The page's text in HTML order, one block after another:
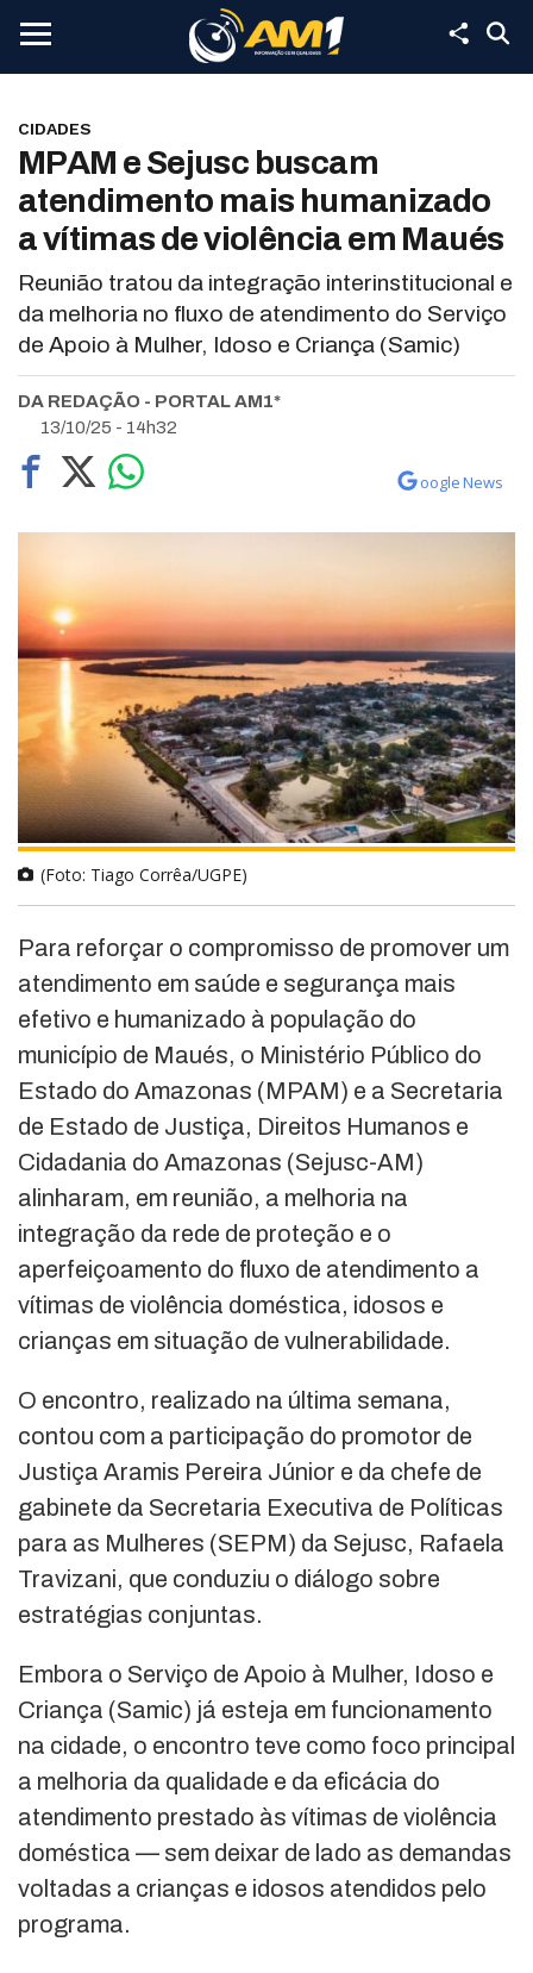
CIDADES
MPAM e Sejusc buscam
atendimento mais humanizado
a vítimas de violência em Maués
Reunião tratou da integração interinstitucional e
da melhoria no fluxo de atendimento do Serviço
de Apoio à Mulher, Idoso e Criança (Samic)
DA REDAÇÃO - PORTAL AM1*
13/10/25 - 14h32
oogle News
(Foto: Tiago Corrêa/UGPE)
Para reforçar o compromisso de promover um
atendimento em saúde e segurança mais
efetivo e humanizado à população do
município de Maués, o Ministério Público do
Estado do Amazonas (MPAM) e a Secretaria
de Estado de Justiça, Direitos Humanos e
Cidadania do Amazonas (Sejusc-AM)
alinharam, em reunião, a melhoria na
integração da rede de proteção e o
aperfeiçoamento do fluxo de atendimento a
vítimas de violência doméstica, idosos e
crianças em situação de vulnerabilidade.
O encontro, realizado na última semana,
contou com a participação do promotor de
Justiça Aramis Pereira Júnior e da chefe de
gabinete da Secretaria Executiva de Políticas
para as Mulheres (SEPM) da Sejusc, Rafaela
Travizani, que conduziu o diálogo sobre
estratégias conjuntas.
Embora o Serviço de Apoio à Mulher, Idoso e
Criança (Samic) já esteja em funcionamento
na cidade, o encontro teve como foco principal
a melhoria da qualidade e da eficácia do
atendimento prestado às vítimas de violência
doméstica — sem deixar de lado as demandas
voltadas a crianças e idosos atendidos pelo
programa.